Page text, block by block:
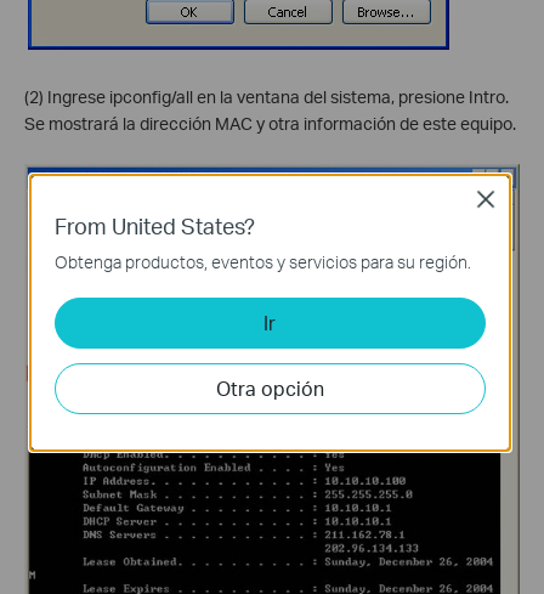
(2) Ingrese ipconfig/all en la ventana del sistema, presione Intro.
Se mostrará la dirección MAC y otra información de este equipo.
From United States?
Obtenga productos, eventos y servicios para su región.
Ir
Otra opción
Close